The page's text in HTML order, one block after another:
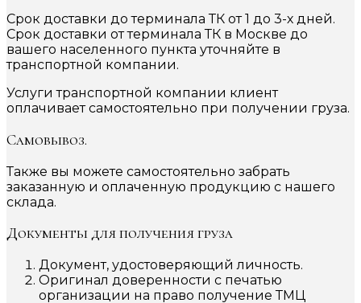
Срок доставки до терминала ТК от 1 до 3-х дней.
Срок доставки от терминала ТК в Москве до
вашего населенного пункта уточняйте в
транспортной компании.
Услуги транспортной компании клиент
оплачивает самостоятельно при получении груза.
Самовывоз.
Также вы можете самостоятельно забрать
заказанную и оплаченную продукцию с нашего
склада.
Документы для получения груза
Документ, удостоверяющий личность.
Оригинал доверенности с печатью
организации на право получение ТМЦ